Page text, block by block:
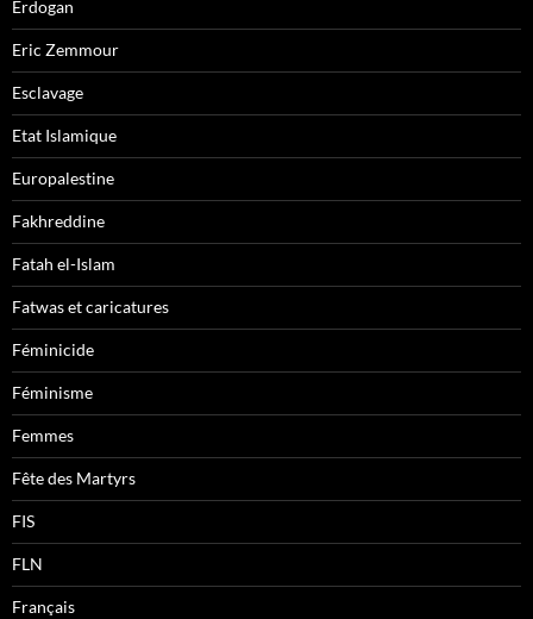
Erdogan
Eric Zemmour
Esclavage
Etat Islamique
Europalestine
Fakhreddine
Fatah el-Islam
Fatwas et caricatures
Féminicide
Féminisme
Femmes
Fête des Martyrs
FIS
FLN
Français